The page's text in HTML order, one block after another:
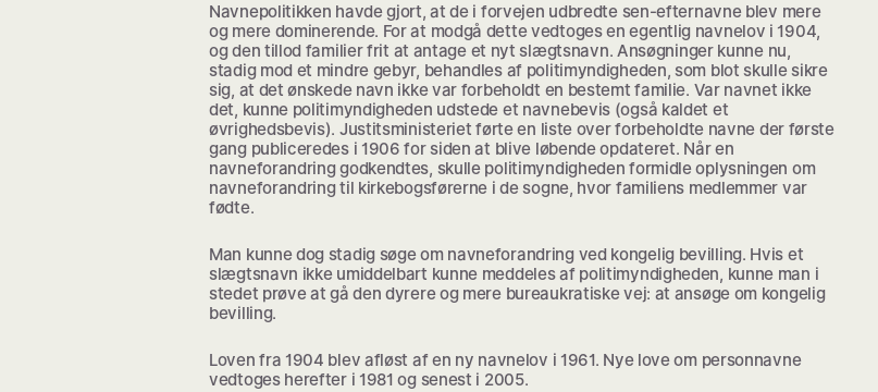
Navnepolitikken havde gjort, at de i forvejen udbredte sen-efternavne blev mere
og mere dominerende. For at modgå dette vedtoges en egentlig navnelov i 1904,
og den tillod familier frit at antage et nyt slægtsnavn. Ansøgninger kunne nu,
stadig mod et mindre gebyr, behandles af politimyndigheden, som blot skulle sikre
sig, at det ønskede navn ikke var forbeholdt en bestemt familie. Var navnet ikke
det, kunne politimyndigheden udstede et navnebevis (også kaldet et
øvrighedsbevis). Justitsministeriet førte en liste over forbeholdte navne der første
gang publiceredes i 1906 for siden at blive løbende opdateret. Når en
navneforandring godkendtes, skulle politimyndigheden formidle oplysningen om
navneforandring til kirkebogsførerne i de sogne, hvor familiens medlemmer var
fødte.
Man kunne dog stadig søge om navneforandring ved kongelig bevilling. Hvis et
slægtsnavn ikke umiddelbart kunne meddeles af politimyndigheden, kunne man i
stedet prøve at gå den dyrere og mere bureaukratiske vej: at ansøge om kongelig
bevilling.
Loven fra 1904 blev afløst af en ny navnelov i 1961. Nye love om personnavne
vedtoges herefter i 1981 og senest i 2005.